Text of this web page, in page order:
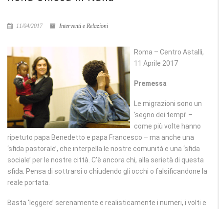
11/04/2017 Interventi e Relazioni
Roma – Centro Astalli,
11 Aprile 2017
Premessa
Le migrazioni sono un
‘segno dei tempi’ –
come più volte hanno
ripetuto papa Benedetto e papa Francesco – ma anche una
‘sfida pastorale’, che interpella le nostre comunità e una ‘sfida
sociale’ per le nostre città. C’è ancora chi, alla serietà di questa
sfida. Pensa di sottrarsi o chiudendo gli occhi o falsificandone la
reale portata.
Basta ‘leggere’ serenamente e realisticamente i numeri, i volti e